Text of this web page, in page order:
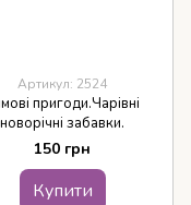
Артикул: 2524
пригоди.Чарівні
новорічні забавки.
150 грн
Купити